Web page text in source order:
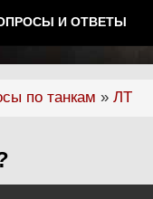
И ОТВЕТЫ
по танкам » ЛТ